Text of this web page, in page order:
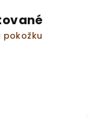
pokožku